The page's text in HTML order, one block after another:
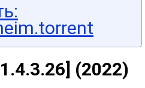
(2022)